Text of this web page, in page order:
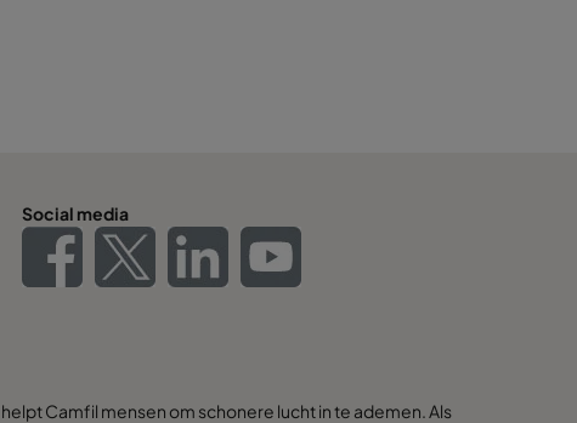
Social media
Camfil mensen om schonere lucht in te ademen. Als